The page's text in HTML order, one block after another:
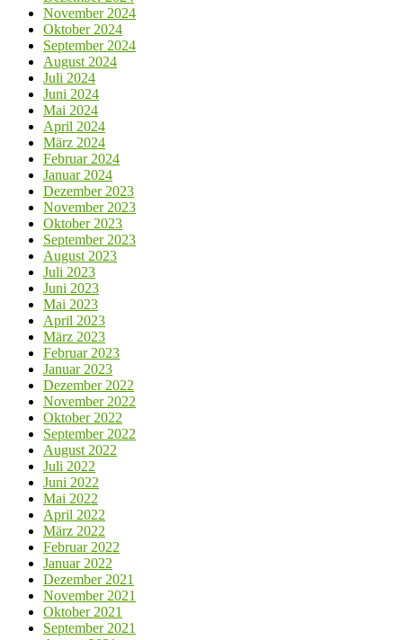
November 2024
Oktober 2024
September 2024
August 2024
Juli 2024
Juni 2024
Mai 2024
April 2024
März 2024
Februar 2024
Januar 2024
Dezember 2023
November 2023
Oktober 2023
September 2023
August 2023
Juli 2023
Juni 2023
Mai 2023
April 2023
März 2023
Februar 2023
Januar 2023
Dezember 2022
November 2022
Oktober 2022
September 2022
August 2022
Juli 2022
Juni 2022
Mai 2022
April 2022
März 2022
Februar 2022
Januar 2022
Dezember 2021
November 2021
Oktober 2021
September 2021